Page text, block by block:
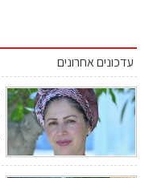
עדכונים אחרונים